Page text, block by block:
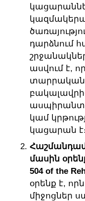
դարձնում
ասվում է,
կամ
կացարան է։
մասին
504 of the
օրենք է,
միջոցներ